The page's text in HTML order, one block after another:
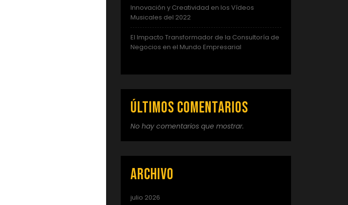
Innovación y Creatividad en los Vídeos
Musicales del 2022
El Impacto Transformador de la Consultoría de
Negocios en el Mundo Empresarial
Últimos comentarios
No hay comentarios que mostrar.
Archivo
julio 2026